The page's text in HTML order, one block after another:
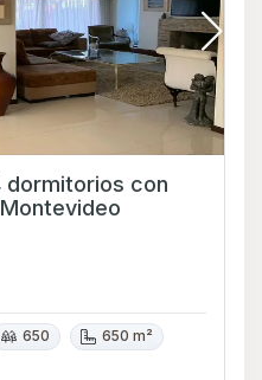
dormitorios con
650
650 m²